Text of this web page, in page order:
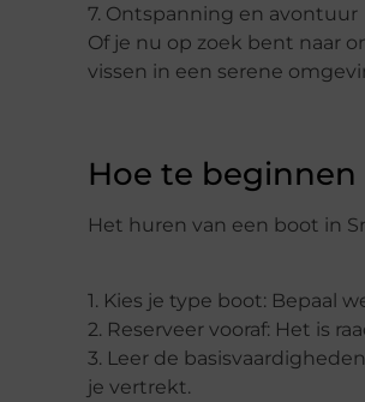
7. Ontspanning en avontuur
Of je nu op zoek bent naar
vissen in een serene
Hoe te beginnen
Het huren van een boot in
1. Kies je type boot: Bepaal
2. Reserveer vooraf: Het is
3. Leer de b
je vertrekt.